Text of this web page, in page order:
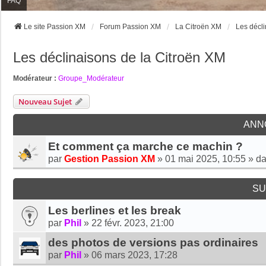
Le site Passion XM Forum Passion XM La Citroën XM Les
Les déclinaisons de la Citroën XM
Modérateur : Groupe_Modérateur
Nouveau Sujet
Et comment ça marche ce machin ?
par Gestion Passion XM » 01 mai 2025, 10:55 »
Les berlines et les break
par Phil » 22 févr. 2023, 21:00
des photos de versions pas ordinaires
par Phil » 06 mars 2023, 17:28